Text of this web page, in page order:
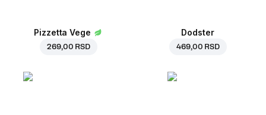
Pizzetta Vege
269,00 RSD
Dodster
469,00 RSD